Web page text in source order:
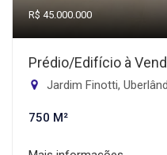
R$ 45.000.000
Prédio/Edifício à
Jardim Finotti,
750 M²